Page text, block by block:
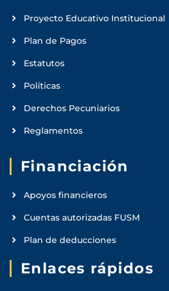
Proyecto Educativo Institucional
Plan de Pagos
Estatutos
Políticas
Derechos Pecuniarios
Reglamentos
Financiación
Apoyos financieros
Cuentas autorizadas FUSM
Plan de deducciones
Enlaces rápidos